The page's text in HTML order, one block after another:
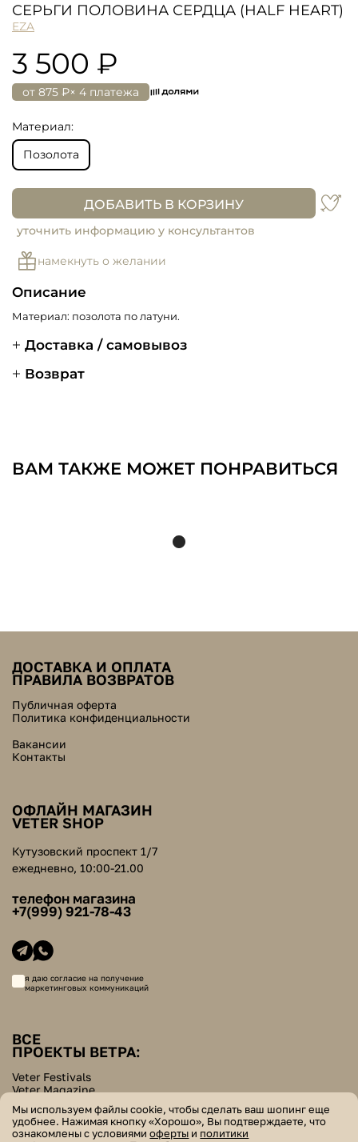
СЕРЬГИ ПОЛОВИНА СЕРДЦА (HALF HEART)
EZA
3 500 ₽
от 875 ₽× 4 платежа
Материал:
Позолота
ДОБАВИТЬ В КОРЗИНУ
уточнить информацию у консультантов
намекнуть о желании
Описание
Материал: позолота по латуни.
Доставка / самовывоз
Возврат
ВАМ ТАКЖЕ МОЖЕТ ПОНРАВИТЬСЯ
ДОСТАВКА И ОПЛАТА
ПРАВИЛА ВОЗВРАТОВ
Публичная оферта
Политика конфиденциальности
Вакансии
Контакты
ОФЛАЙН МАГАЗИН
VETER SHOP
Кутузовский проспект 1/7
ежедневно, 10:00-21.00
телефон магазина
+7(999) 921-78-43
я даю согласие на получение
маркетинговых коммуникаций
ВСЕ
ПРОЕКТЫ ВЕТРА:
Veter Festivals
Veter Magazine
Helpers Bazar
Мы используем файлы cookie, чтобы сделать ваш шопинг еще
удобнее. Нажимая кнопку «Хорошо», Вы подтверждаете, что
ознакомлены с условиямиоферты и политики